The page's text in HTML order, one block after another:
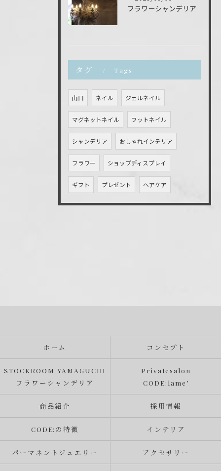
フラワーシャンデリア
タグ Tags
山口 ネイル ジェルネイル
マグネットネイル フットネイル
シャンデリア おしゃれインテリア
フラワー ショップディスプレイ
ギフト プレゼント ヘアケア
ホーム コンセプト
STOCKROOM YAMAGUCHI
フラワーシャンデリア
Privatesalon
CODE:lame’
商品紹介 採用情報
CODE:の特徴 インテリア
パーマネントジュエリー アクセサリー